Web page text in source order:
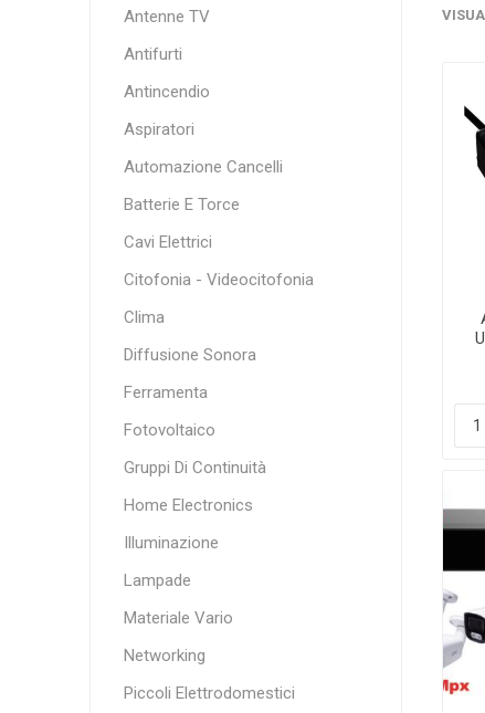
Antenne TV
Antifurti
Antincendio
Aspiratori
Automazione Cancelli
Batterie E Torce
Cavi Elettrici
Citofonia - Videocitofonia
Clima
Diffusione Sonora
Ferramenta
Fotovoltaico
Gruppi Di Continuità
Home Electronics
Illuminazione
Lampade
Materiale Vario
Networking
Piccoli Elettrodomestici